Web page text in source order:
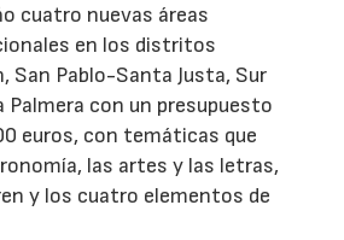
cuatro nuevas áreas
en los distritos
San Pablo-Santa Justa, Sur
con un presupuesto
euros, con temáticas que
las artes y las letras,
y los cuatro elementos de